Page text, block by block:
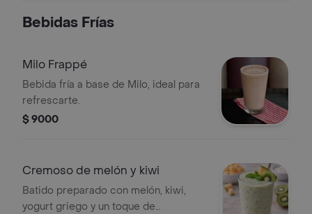
Bebidas Frías
Milo Frappé
Bebida fría a base de Milo, ideal para
refrescarte.
$ 9000
Cremoso de melón y kiwi
Batido preparado con melón, kiwi,
yogurt griego y un toque de